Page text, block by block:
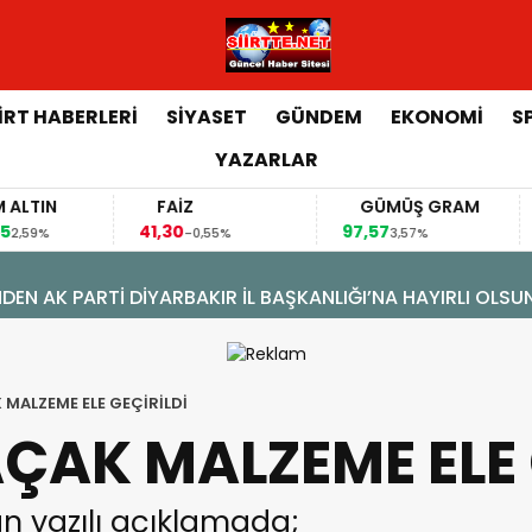
HABERLERİ SİYASET GÜNDEM EKONOMİ
YAZARLAR
FAİZ
-0,55%
GÜMÜŞ GRAM
3,57%
DOĞAL GAZA KAVUŞTU, 34 YILLIK TAPU SORUNU
ELE GEÇİRİLDİ
MALZEME ELE
yazılı açıklamada;